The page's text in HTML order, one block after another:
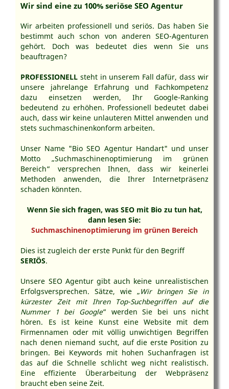
Wir sind eine zu 100% seriöse SEO Agentur
Wir arbeiten professionell und seriös. Das haben Sie
bestimmt auch schon von anderen SEO-Agenturen
gehört. Doch was bedeutet dies wenn Sie uns
beauftragen?
PROFESSIONELL steht in unserem Fall dafür, dass wir
unsere jahrelange Erfahrung und Fachkompetenz
dazu einsetzen werden, Ihr Google-Ranking
bedeutend zu erhöhen. Professionell bedeutet dabei
auch, dass wir keine unlauteren Mittel anwenden und
stets suchmaschinenkonform arbeiten.
Unser Name "Bio SEO Agentur Handart" und unser
Motto „Suchmaschinenoptimierung im grünen
Bereich“ versprechen Ihnen, dass wir keinerlei
Methoden anwenden, die Ihrer Internetpräsenz
schaden könnten.
Wenn Sie sich fragen, was SEO mit Bio zu tun hat,
dann lesen Sie:
Suchmaschinenoptimierung im grünen Bereich
Dies ist zugleich der erste Punkt für den Begriff
SERIÖS.
Unsere SEO Agentur gibt auch keine unrealistischen
Erfolgsversprechen. Sätze, wie „Wir bringen Sie in
kürzester Zeit mit Ihren Top-Suchbegriffen auf die
Nummer 1 bei Google“ werden Sie bei uns nicht
hören. Es ist keine Kunst eine Website mit dem
Firmennamen oder mit völlig unwichtigen Begriffen
nach denen niemand sucht, auf die erste Position zu
bringen. Bei Keywords mit hohen Suchanfragen ist
das auf die Schnelle schlicht weg nicht realistisch.
Eine effiziente Überarbeitung der Webpräsenz
braucht eben seine Zeit.